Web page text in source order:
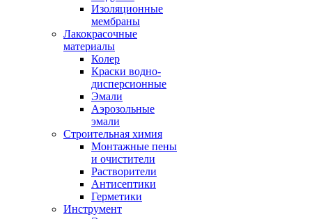
Изоляционные
мембраны
Лакокрасочные
материалы
Колер
Краски водно-
дисперсионные
Эмали
Аэрозольные
эмали
Строительная химия
Монтажные пены
и очистители
Растворители
Антисептики
Герметики
Инструмент